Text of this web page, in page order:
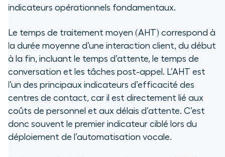
indicateurs opérationnels fondamentaux.
Le temps de traitement moyen (AHT) correspond à
la durée moyenne d’une interaction client, du début
à la fin, incluant le temps d’attente, le temps de
conversation et les tâches post-appel. L’AHT est
l’un des principaux indicateurs d’efficacité des
centres de contact, car il est directement lié aux
coûts de personnel et aux délais d’attente. C’est
donc souvent le premier indicateur ciblé lors du
déploiement de l’automatisation vocale.